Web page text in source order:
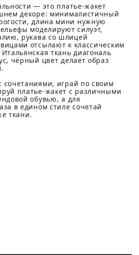
— это платье-жакет
декоре: минималистичный
длина мини нужную
моделируют силуэт,
рукава со шлицей
отсылают к классическим
ткань диагональ
чёрный цвет делает образ
сочетаниями, играй по своим
платье-жакет с различными
обувью, а для
в едином стиле сочетай
ткани.